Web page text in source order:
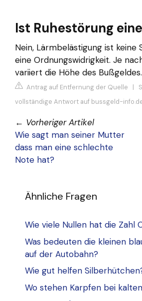
Ist Ruhestörung
Nein, Lärmbelästigung ist
eine Ordnungswidrigkeit. Je
variiert die Höhe des Bußgeldes.
Antrag auf Entfernung der Quelle |
vollständige Antwort auf bussgeld-
← Vorheriger Artikel
Wie sagt man seiner Mutter
dass man eine schlechte
Note hat?
Ähnliche Fragen
Wie viele Nullen hat die Zahl
Was bedeuten die kleinen
auf der Autobahn?
Wie gut helfen
Wo stehen Karpfen bei